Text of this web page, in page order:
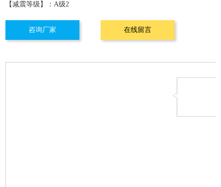
【减震等级】：A级2
咨询厂家 在线留言